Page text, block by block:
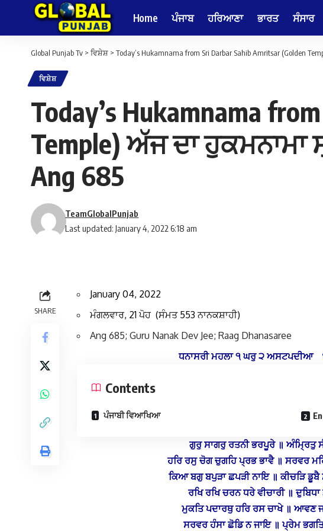
Home ਪੰਜਾਬ ਹਰਿਆਣਾ ਭਾਰਤ ਸੰਸਾਰ
Global Punjab Tv > ਵਿਸ਼ੇਸ਼ > Today’s Hukamnama from Sri Darbar Sahib Amritsar (Golden
ਵਿਸ਼ੇਸ਼
Today’s Hukamnama
Temple) ਅੱਜ ਦਾ ਹੁਕਮਨਾਮਾ
Ang 685
Last updated: January 4, 2022 6:18 am
TeamGlobalPunjab
SHARE
January 04, 2022
ਮੰਗਲਵਾਰ, 21 ਪੋਹ (ਸੰਮਤ 553 ਨਾਨਕਸ਼ਾਹੀ)
Ang 685; Guru Nanak Dev Jee; Raag Dhanasaree
ਧਨਾਸਰੀ ਮਹਲਾ ੧ ਘਰੁ ੨ ਅਸਟਪਦੀਆ
Contents
ਪੰਜਾਬੀ ਵਿਆਖਿਆ
ਗੁਰੁ ਸਾਗਰੁ ਰਤਨੀ ਭਰਪੂਰੇ ॥ ਅੰਮ੍ਰਿਤੁ
ਹਰਿ ਰਸੁ ਚੋਗ ਚੁਗਹਿ ਪ੍ਰਭ ਭਾਵੈ ॥ ਸਰਵਰ
ਕਿਆ ਬਗੁ ਬਪੁੜਾ ਛਪੜੀ ਨਾਇ ॥ ਕੀਚੜਿ
ਰਖਿ ਰਖਿ ਚਰਨ ਧਰੇ ਵੀਚਾਰੀ ॥
ਮੁਕਤਿ ਪਦਾਰਥੁ ਹਰਿ ਰਸ ਚਾਖੇ ॥ ਆਵਣ
ਸਰਵਰ ਹੰਸਾ ਛੋਡਿ ਨ ਜਾਇ ॥ ਪ੍ਰੇਮ